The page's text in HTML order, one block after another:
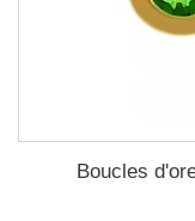
Boucles